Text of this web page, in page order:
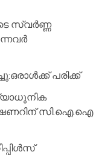
സ്വർണ്ണ
പരിക്ക്
സി.ഐ.ഐ